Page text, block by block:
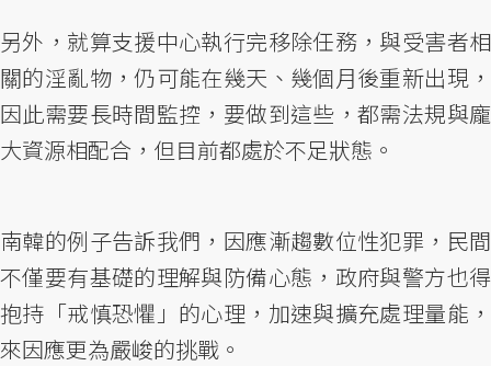
另外，就算支援中心執行完移除任務，與受害者相
關的淫亂物，仍可能在幾天、幾個月後重新出現，
因此需要長時間監控，要做到這些，都需法規與龐
大資源相配合，但目前都處於不足狀態。
南韓的例子告訴我們，因應漸趨數位性犯罪，民間
不僅要有基礎的理解與防備心態，政府與警方也得
抱持「戒慎恐懼」的心理，加速與擴充處理量能，
來因應更為嚴峻的挑戰。